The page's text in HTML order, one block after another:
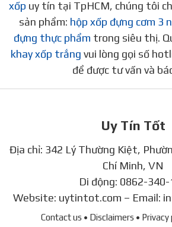
xốp uy tín tại TpHCM, chúng tôi
sản phẩm: hộp xốp đựng cơm 3
đựng thực phẩm trong siêu thị.
khay xốp trắng vui lòng gọi số
để được tư vấn và
Uy Tín Tốt
Địa chỉ: 342 Lý Thường Kiệt,
Chí Minh, VN
Di động: 0862-340-
Website: uytintot.com – Email:
Contact us • Disclaimers • Privacy